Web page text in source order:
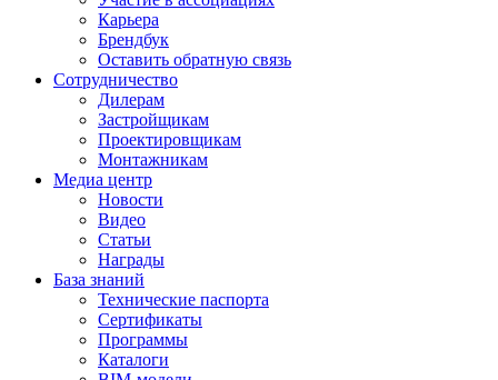
Карьера
Брендбук
Оставить обратную связь
Сотрудничество
Дилерам
Застройщикам
Проектировщикам
Монтажникам
Медиа центр
Новости
Видео
Статьи
Награды
База знаний
Технические паспорта
Сертификаты
Программы
Каталоги